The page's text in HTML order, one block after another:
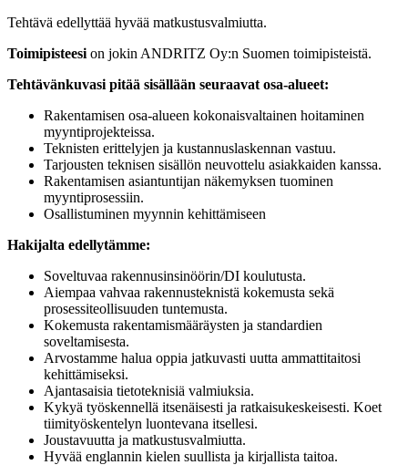
Tehtävä edellyttää hyvää matkustusvalmiutta.
Toimipisteesi on jokin ANDRITZ Oy:n Suomen toimipisteistä.
Tehtävänkuvasi pitää sisällään seuraavat osa-alueet:
Rakentamisen osa-alueen kokonaisvaltainen hoitaminen
myyntiprojekteissa.
Teknisten erittelyjen ja kustannuslaskennan vastuu.
Tarjousten teknisen sisällön neuvottelu asiakkaiden kanssa.
Rakentamisen asiantuntijan näkemyksen tuominen
myyntiprosessiin.
Osallistuminen myynnin kehittämiseen
Hakijalta edellytämme:
Soveltuvaa rakennusinsinöörin/DI koulutusta.
Aiempaa vahvaa rakennusteknistä kokemusta sekä
prosessiteollisuuden tuntemusta.
Kokemusta rakentamismääräysten ja standardien
soveltamisesta.
Arvostamme halua oppia jatkuvasti uutta ammattitaitosi
kehittämiseksi.
Ajantasaisia tietoteknisiä valmiuksia.
Kykyä työskennellä itsenäisesti ja ratkaisukeskeisesti. Koet
tiimityöskentelyn luontevana itsellesi.
Joustavuutta ja matkustusvalmiutta.
Hyvää englannin kielen suullista ja kirjallista taitoa.